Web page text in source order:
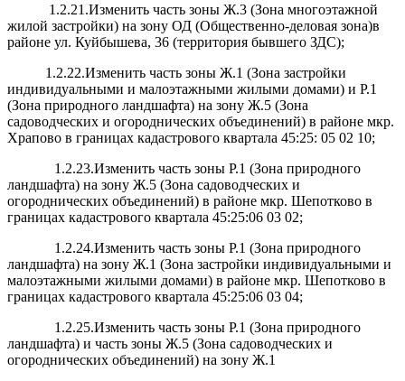
1.2.21.Изменить часть зоны Ж.3 (Зона многоэтажной
жилой застройки) на зону ОД (Общественно-деловая зона)в
районе ул. Куйбышева, 36 (территория бывшего ЗДС);
1.2.22.Изменить часть зоны Ж.1 (Зона застройки
индивидуальными и малоэтажными жилыми домами) и Р.1
(Зона природного ландшафта) на зону Ж.5 (Зона
садоводческих и огороднических объединений) в районе мкр.
Храпово в границах кадастрового квартала 45:25: 05 02 10;
1.2.23.Изменить часть зоны Р.1 (Зона природного
ландшафта) на зону Ж.5 (Зона садоводческих и
огороднических объединений) в районе мкр. Шепотково в
границах кадастрового квартала 45:25:06 03 02;
1.2.24.Изменить часть зоны Р.1 (Зона природного
ландшафта) на зону Ж.1 (Зона застройки индивидуальными и
малоэтажными жилыми домами) в районе мкр. Шепотково в
границах кадастрового квартала 45:25:06 03 04;
1.2.25.Изменить часть зоны Р.1 (Зона природного
ландшафта) и часть зоны Ж.5 (Зона садоводческих и
огороднических объединений) на зону Ж.1